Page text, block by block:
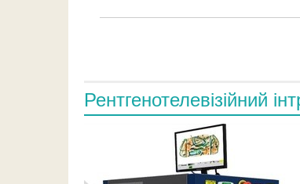
Рентгенотелевізійний